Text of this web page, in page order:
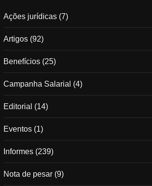
Ações jurídicas (7)
Artigos (92)
Benefícios (25)
Campanha Salarial (4)
Editorial (14)
Eventos (1)
Informes (239)
Nota de pesar (9)